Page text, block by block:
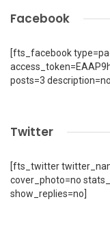
Facebook
[fts_facebook
posts=3
Twitter
[fts_twitter
cover_photo=no
show_replies=no]